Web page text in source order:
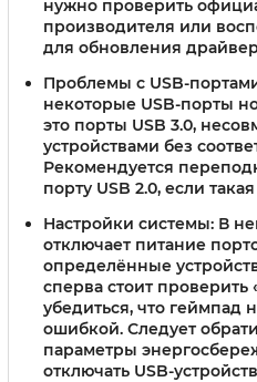
нужно проверить
производителя или
для обновления
Проблемы с USB-
некоторые USB-порты
это порты USB 3.0,
устройствами без
Рекомендуется
порту USB 2.0, если
Настройки системы: В
отключает питание
определённые
сперва стоит проверить
убедиться, что геймпад
ошибкой. Следует
параметры
отключать USB-